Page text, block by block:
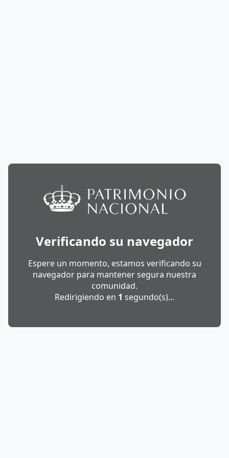
Verificando su navegador
Espere un momento, estamos verificando su
navegador para mantener segura nuestra
comunidad.
Redirigiendo en 1 segundo(s)...